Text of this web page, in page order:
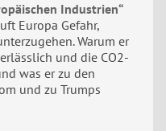
Industrien“
Europa Gefahr,
Warum er
und die CO2-
was er zu den
und zu Trumps